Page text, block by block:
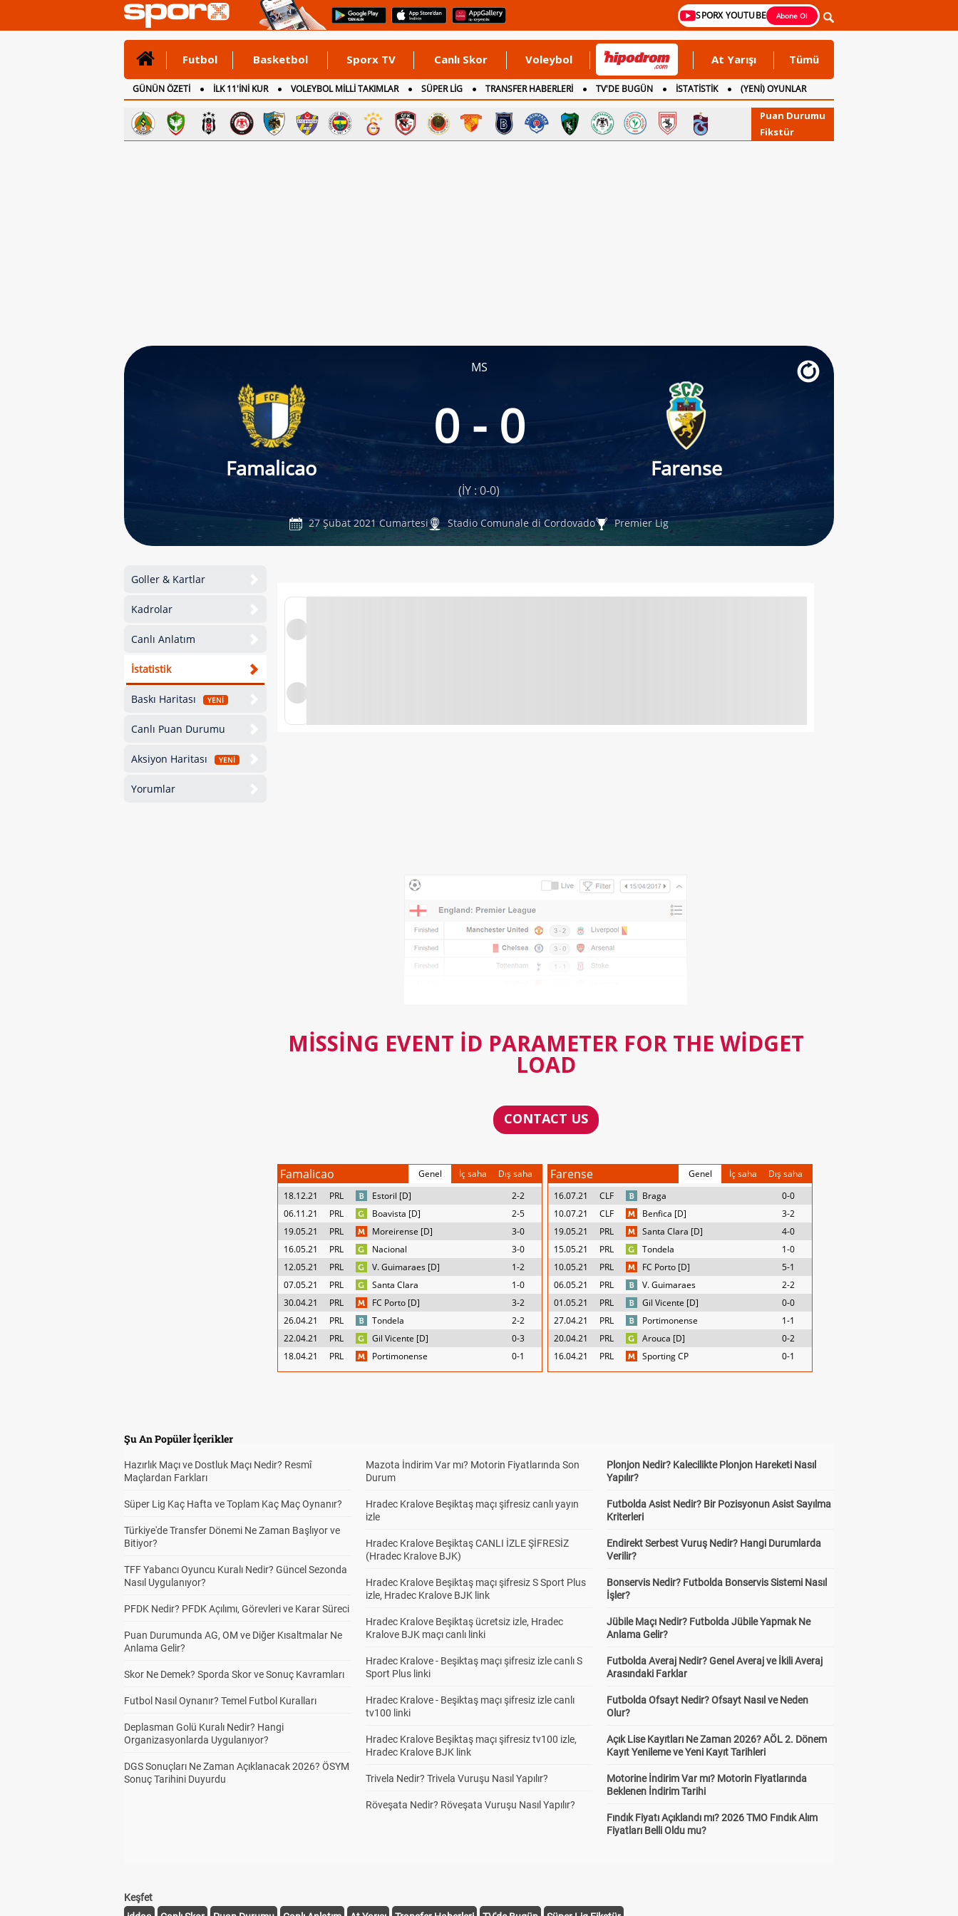
SPORX YOUTUBE Abone Ol
Futbol Basketbol Sporx TV Canlı Skor Voleybol At Yarışı Tümü
GÜNÜN ÖZETİ İLK 11'İNİ KUR VOLEYBOL MİLLİ TAKIMLAR SÜPER LİG TRANSFER HABERLERİ TV'DE BUGÜN İSTATİSTİK
(YENİ) OYUNLAR
CANLI ANLATIM
İNGİLTERE
Puan Durumu
Fikstür
MS
Famalicao
0 - 0
Farense
(İY : 0-0)
27 Şubat 2021 Cumartesi Stadio Comunale di Cordovado Premier Lig
Goller & Kartlar
Kadrolar
Canlı Anlatım
İstatistik
Baskı Haritası YENİ
Canlı Puan Durumu
Aksiyon Haritası YENİ
Yorumlar
MISSING EVENT ID PARAMETER FOR THE WIDGET
LOAD
CONTACT US
Famalicao Genel İç saha
Dış saha
18.12.21
PRL Estoril [D]
2-2
06.11.21
PRL Boavista [D]
2-5
19.05.21
PRL Moreirense [D]
3-0
16.05.21
PRL Nacional
3-0
12.05.21
PRL V. Guimaraes [D]
1-2
07.05.21
PRL Santa Clara
1-0
30.04.21
PRL FC Porto [D]
3-2
26.04.21
PRL Tondela
2-2
22.04.21
PRL Gil Vicente [D]
0-3
18.04.21
PRL Portimonense 0-1
Farense Genel İç saha
Dış saha
16.07.21
CLF Braga
0-0
10.07.21
CLF Benfica [D]
3-2
19.05.21
PRL Santa Clara [D]
4-0
15.05.21
PRL Tondela
1-0
10.05.21
PRL FC Porto [D]
5-1
06.05.21
PRL V. Guimaraes
2-2
01.05.21
PRL Gil Vicente [D]
0-0
27.04.21
PRL Portimonense
1-1
20.04.21
PRL Arouca [D]
0-2
16.04.21
PRL Sporting CP 0-1
Şu An Popüler İçerikler
Hazırlık Maçı ve Dostluk Maçı Nedir? Resmî
Maçlardan Farkları
Süper Lig Kaç Hafta ve Toplam Kaç Maç Oynanır?
Türkiye'de Transfer Dönemi Ne Zaman Başlıyor ve
Bitiyor?
TFF Yabancı Oyuncu Kuralı Nedir? Güncel Sezonda
Nasıl Uygulanıyor?
PFDK Nedir? PFDK Açılımı, Görevleri ve Karar Süreci
Puan Durumunda AG, OM ve Diğer Kısaltmalar Ne
Anlama Gelir?
Skor Ne Demek? Sporda Skor ve Sonuç Kavramları
Futbol Nasıl Oynanır? Temel Futbol Kuralları
Deplasman Golü Kuralı Nedir? Hangi
Organizasyonlarda Uygulanıyor?
DGS Sonuçları Ne Zaman Açıklanacak 2026? ÖSYM
Sonuç Tarihini Duyurdu
Mazota İndirim Var mı? Motorin Fiyatlarında Son
Durum
Hradec Kralove Beşiktaş maçı şifresiz canlı yayın
izle
Hradec Kralove Beşiktaş CANLI İZLE ŞİFRESİZ
(Hradec Kralove BJK)
Hradec Kralove Beşiktaş maçı şifresiz S Sport Plus
izle, Hradec Kralove BJK link
Hradec Kralove Beşiktaş ücretsiz izle, Hradec
Kralove BJK maçı canlı linki
Hradec Kralove - Beşiktaş maçı şifresiz izle canlı S
Sport Plus linki
Hradec Kralove - Beşiktaş maçı şifresiz izle canlı
tv100 linki
Hradec Kralove Beşiktaş maçı şifresiz tv100 izle,
Hradec Kralove BJK link
Trivela Nedir? Trivela Vuruşu Nasıl Yapılır?
Röveşata Nedir? Röveşata Vuruşu Nasıl Yapılır?
Plonjon Nedir? Kalecilikte Plonjon Hareketi Nasıl
Yapılır?
Futbolda Asist Nedir? Bir Pozisyonun Asist Sayılma
Kriterleri
Endirekt Serbest Vuruş Nedir? Hangi Durumlarda
Verilir?
Bonservis Nedir? Futbolda Bonservis Sistemi Nasıl
İşler?
Jübile Maçı Nedir? Futbolda Jübile Yapmak Ne
Anlama Gelir?
Futbolda Averaj Nedir? Genel Averaj ve İkili Averaj
Arasındaki Farklar
Futbolda Ofsayt Nedir? Ofsayt Nasıl ve Neden
Olur?
Açık Lise Kayıtları Ne Zaman 2026? AÖL 2. Dönem
Kayıt Yenileme ve Yeni Kayıt Tarihleri
Motorine İndirim Var mı? Motorin Fiyatlarında
Beklenen İndirim Tarihi
Fındık Fiyatı Açıklandı mı? 2026 TMO Fındık Alım
Fiyatları Belli Oldu mu?
Keşfet